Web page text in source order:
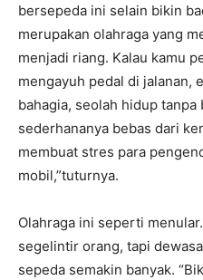
bersepeda ini selain bikin
merupakan olahraga yang
menjadi riang. Kalau kamu
mengayuh pedal di jalanan,
bahagia, seolah hidup tanpa
sederhananya bebas dari
membuat stres para
mobil,”tuturnya.
Olahraga ini seperti
segelintir orang, tapi
sepeda semakin banyak.